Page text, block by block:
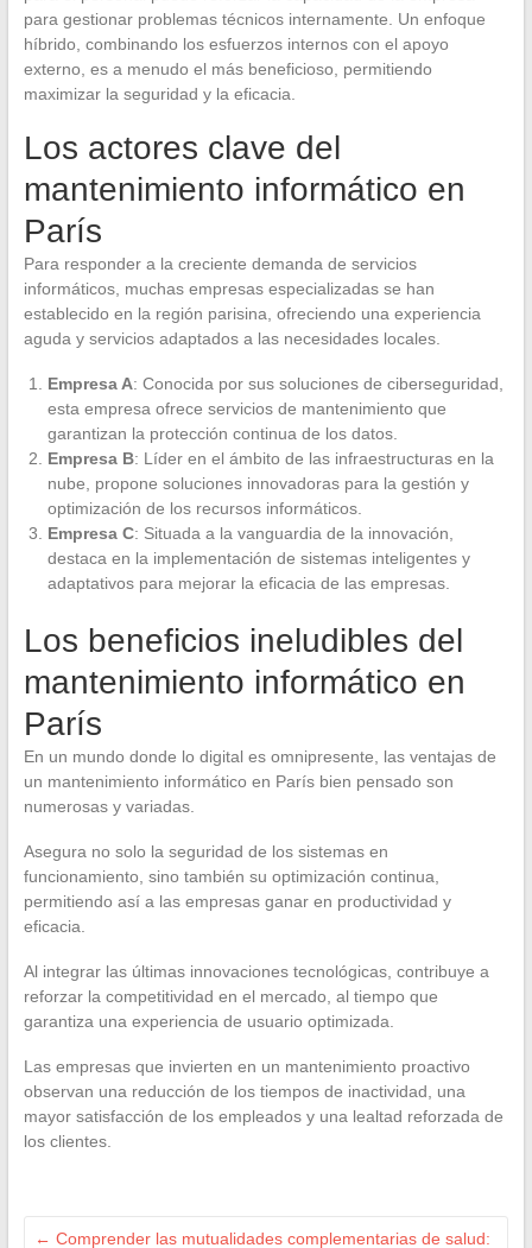
para gestionar problemas técnicos internamente. Un enfoque
híbrido, combinando los esfuerzos internos con el apoyo
externo, es a menudo el más beneficioso, permitiendo
maximizar la seguridad y la eficacia.
Los actores clave del
mantenimiento informático en
París
Para responder a la creciente demanda de servicios
informáticos, muchas empresas especializadas se han
establecido en la región parisina, ofreciendo una experiencia
aguda y servicios adaptados a las necesidades locales.
Empresa A: Conocida por sus soluciones de ciberseguridad,
esta empresa ofrece servicios de mantenimiento que
garantizan la protección continua de los datos.
Empresa B: Líder en el ámbito de las infraestructuras en la
nube, propone soluciones innovadoras para la gestión y
optimización de los recursos informáticos.
Empresa C: Situada a la vanguardia de la innovación,
destaca en la implementación de sistemas inteligentes y
adaptativos para mejorar la eficacia de las empresas.
Los beneficios ineludibles del
mantenimiento informático en
París
En un mundo donde lo digital es omnipresente, las ventajas de
un mantenimiento informático en París bien pensado son
numerosas y variadas.
Asegura no solo la seguridad de los sistemas en
funcionamiento, sino también su optimización continua,
permitiendo así a las empresas ganar en productividad y
eficacia.
Al integrar las últimas innovaciones tecnológicas, contribuye a
reforzar la competitividad en el mercado, al tiempo que
garantiza una experiencia de usuario optimizada.
Las empresas que invierten en un mantenimiento proactivo
observan una reducción de los tiempos de inactividad, una
mayor satisfacción de los empleados y una lealtad reforzada de
los clientes.
← Comprender las mutualidades complementarias de salud: